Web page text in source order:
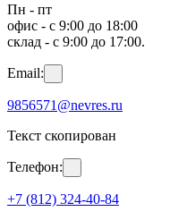
Пн - пт
офис - с 9:00 до 18:00
склад - с 9:00 до 17:00.
Email:
9856571@nevres.ru
Текст скопирован
Телефон:
+7 (812) 324-40-84